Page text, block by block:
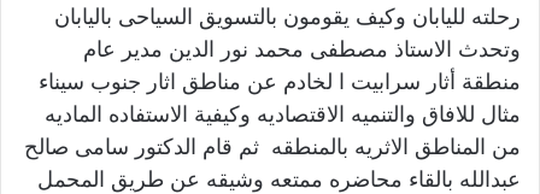
رحلته لليابان وكيف يقومون بالتسويق السياحى باليابان
وتحدث الاستاذ مصطفى محمد نور الدين مدير عام
منطقة أثار سرابيت ا لخادم عن مناطق اثار جنوب سيناء
مثال للافاق والتنميه الاقتصاديه وكيفية الاستفاده الماديه
من المناطق الاثريه بالمنطقه ثم قام الدكتور سامى صالح
عبدالله بالقاء محاضره ممتعه وشيقه عن طريق المحمل